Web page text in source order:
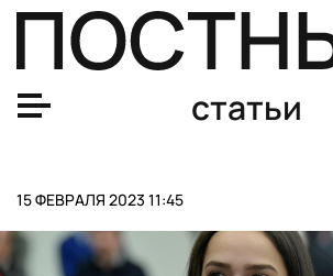
статьи
15 ФЕВРАЛЯ 2023 11:45
Знания «стираются»: ученые